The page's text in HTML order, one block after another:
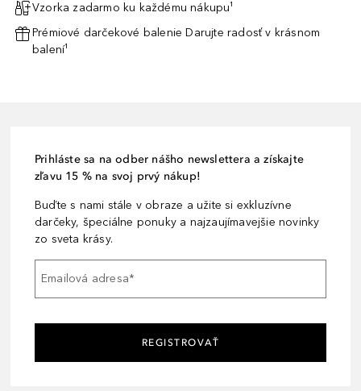
Vzorka zadarmo ku každému nákupu¹
Prémiové darčekové balenie Darujte radosť v krásnom
balení¹
Prihláste sa na odber nášho newslettera a získajte
zľavu 15 % na svoj prvý nákup!
Buďte s nami stále v obraze a užite si exkluzívne
darčeky, špeciálne ponuky a najzaujímavejšie novinky
zo sveta krásy.
Emailová adresa*
REGISTROVAŤ